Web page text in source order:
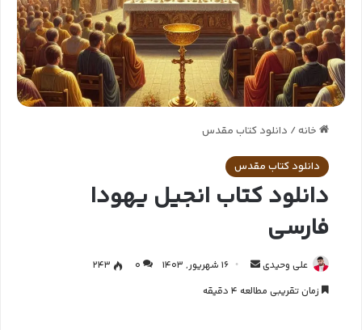
خانه/ دانلود کتاب مقدس
دانلود کتاب مقدس
دانلود کتاب انجیل یهودا
فارسی
علی وحیدی 16 شهریور, 1403 0
243
زمان تقریبی مطالعه 4 دقیقه